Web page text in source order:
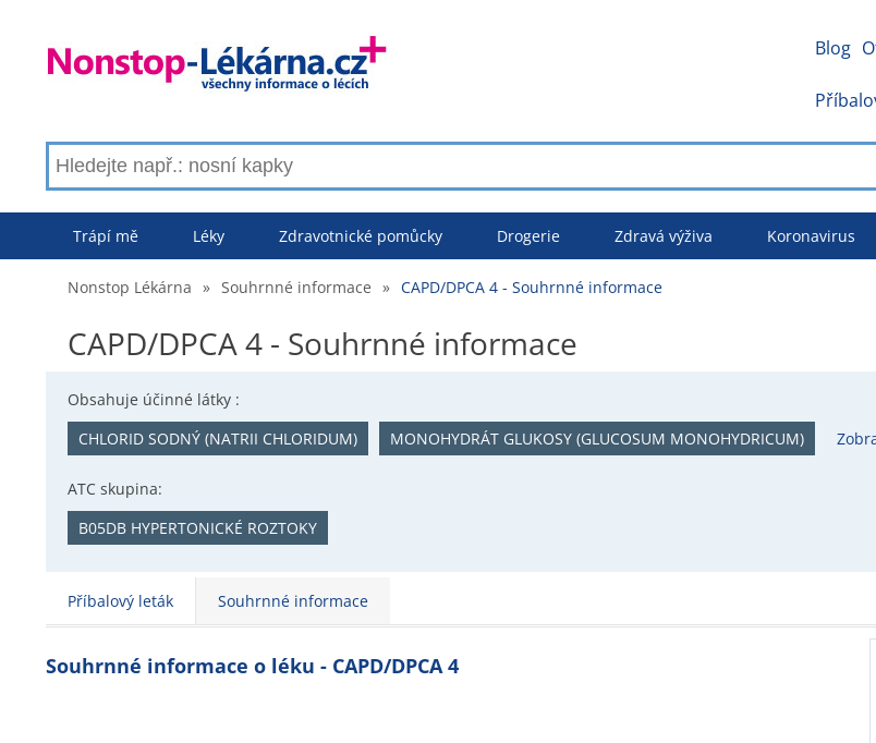
Blog
Trápí mě Léky Zdravotnické pomůcky Drogerie Zdravá výživa Koronavirus
Nonstop Lékárna » Souhrnné informace » CAPD/DPCA 4 - Souhrnné informace
CAPD/DPCA 4 - Souhrnné informace
Obsahuje účinné látky :
CHLORID SODNÝ (NATRII CHLORIDUM)
MONOHYDRÁT GLUKOSY (GLUCOSUM MONOHYDRICUM)
ATC skupina:
B05DB HYPERTONICKÉ ROZTOKY
Příbalový leták Souhrnné informace
Souhrnné informace o léku - CAPD/DPCA 4